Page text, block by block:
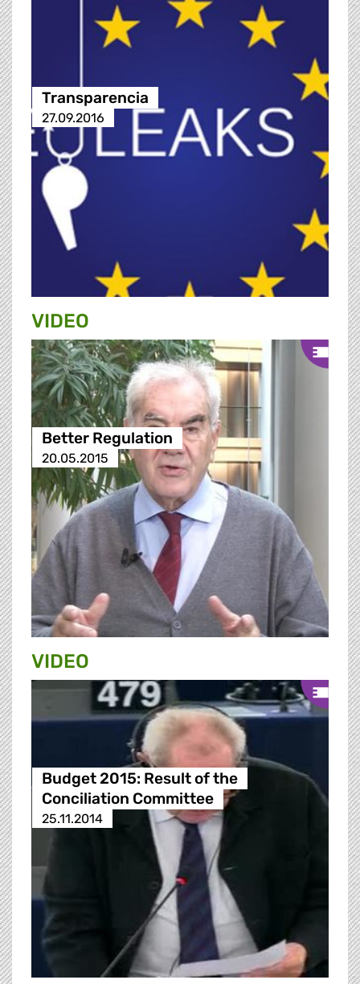
Transparencia
27.09.2016
VIDEO
Better Regulation
20.05.2015
VIDEO
Budget 2015: Result of the
Conciliation Committee
25.11.2014